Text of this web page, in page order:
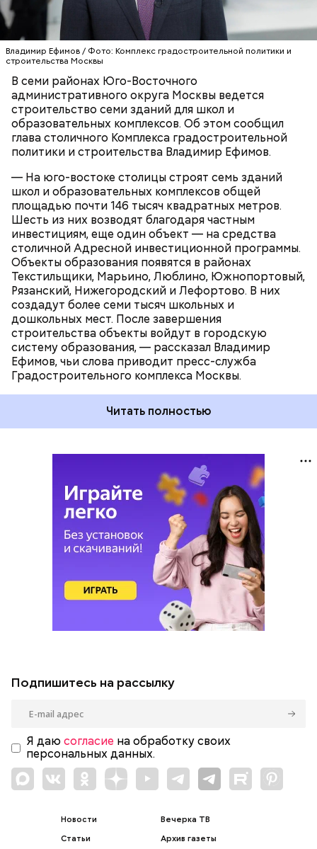
Владимир Ефимов / Фото: Комплекс градостроительной политики и
строительства Москвы
В семи районах Юго-Восточного
административного округа Москвы ведется
строительство семи зданий для школ и
образовательных комплексов. Об этом сообщил
глава столичного Комплекса градостроительной
политики и строительства Владимир Ефимов.
— На юго-востоке столицы строят семь зданий
школ и образовательных комплексов общей
площадью почти 146 тысяч квадратных метров.
Шесть из них возводят благодаря частным
инвестициям, еще один объект — на средства
столичной Адресной инвестиционной программы.
Объекты образования появятся в районах
Текстильщики, Марьино, Люблино, Южнопортовый,
Рязанский, Нижегородский и Лефортово. В них
создадут более семи тысяч школьных и
дошкольных мест. После завершения
строительства объекты войдут в городскую
систему образования, — рассказал Владимир
Ефимов, чьи слова приводит пресс-служба
Градостроительного комплекса Москвы.
Новые образовательные объекты появятся в
шаговой доступности от жилых кварталов.
Благодаря этому снизится нагрузка на
существующие учебные организации, обучение
будет проходить в комфортных условиях, появятся
новые образовательные возможности.
углубленного изучения предметов и проведения
практических занятий в здании оборудуют
современные лабораторно-исследовательские
комплексы и ИТ-полигон. Появятся залы для
спортивных занятий и торжественных
мероприятий. По завершении строительства
застройщик передаст здание городу.
Читать полностью
СТРОИТЕЛЬСТВО
ВЛАДИМИР ЕФИМОВ
Подпишитесь на рассылку
Я даю согласие на обработку своих
персональных данных.
Новости
Статьи
Вечерка ТВ
Архив газеты